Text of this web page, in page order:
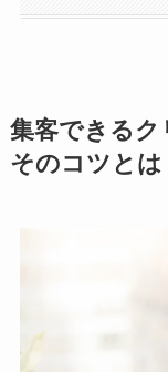
集客できるク
そのコツとは